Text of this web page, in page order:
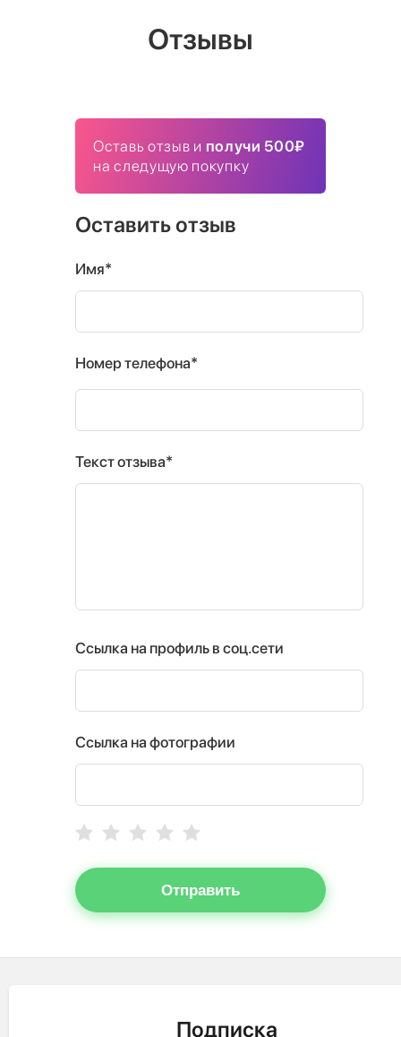
Отзывы
Оставь отзыв и получи 500₽
на следущую покупку
Оставить отзыв
Имя*
Номер телефона*
Текст отзыва*
Ссылка на профиль в соц.сети
Ссылка на фотографии
Отправить
Подписка